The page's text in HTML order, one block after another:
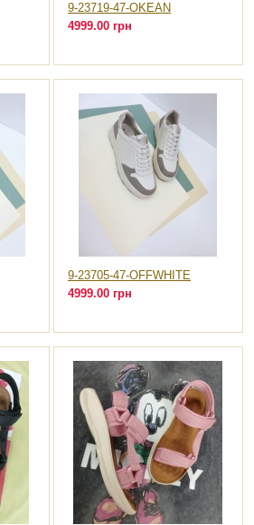
9-23719-47-OKEAN
4999.00 грн
9-23705-47-OFFWHITE
4999.00 грн